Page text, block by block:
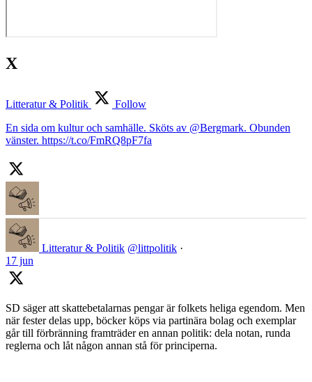
X
Litteratur & Politik
Follow
En sida om kultur och samhälle. Sköts av @Bergmark. Obunden
vänster. https://t.co/FmRQ8pF7fa
Litteratur & Politik @littpolitik ·
17 jun
SD säger att skattebetalarnas pengar är folkets heliga egendom. Men
när fester delas upp, böcker köps via partinära bolag och exemplar
går till förbränning framträder en annan politik: dela notan, runda
reglerna och låt någon annan stå för principerna.